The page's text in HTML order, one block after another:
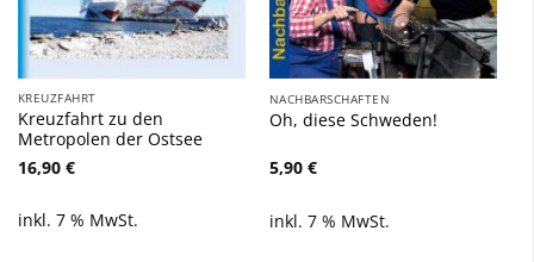
KREUZFAHRT
Kreuzfahrt zu den
Metropolen der Ostsee
16,90 €
inkl. 7 % MwSt.
NACHBARSCHAFTEN
Oh, diese Schweden!
5,90 €
inkl. 7 % MwSt.